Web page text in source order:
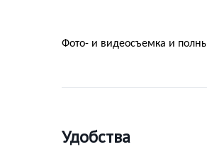
Фото- и видеосъемка и
Удобства